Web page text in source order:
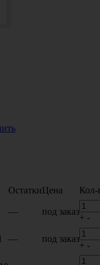
ОстаткиЦена Кол-
— под заказ
+ -
— под заказ
+ -